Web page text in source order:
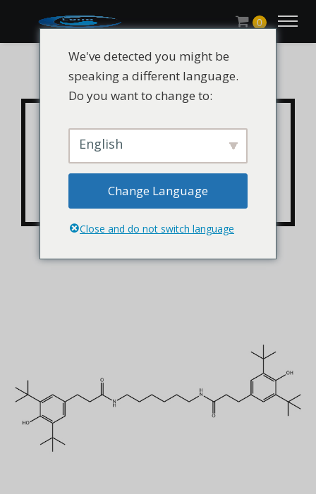
0
CHLUMIAO® 1098 /
Irganox 1098 /
Antioxydant 1098 CAS
23128-74-7
We've detected you might be
speaking a different language.
Do you want to change to:
English
Change Language
Close and do not switch language